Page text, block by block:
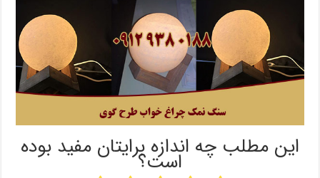
این مطلب چه اندازه برایتان مفید بوده
است؟